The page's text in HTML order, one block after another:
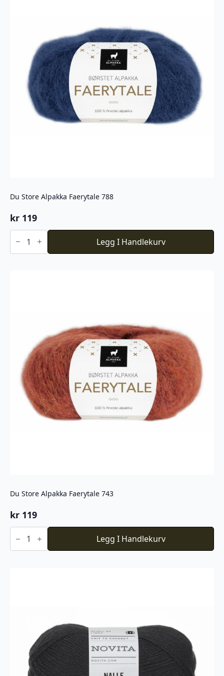
Du Store Alpakka Faerytale 788
kr 119
Du
Store
Faerytale
Legg I Handlekurv
Du Store Alpakka Faerytale 743
kr 119
Du
Store
Faerytale
Legg I Handlekurv